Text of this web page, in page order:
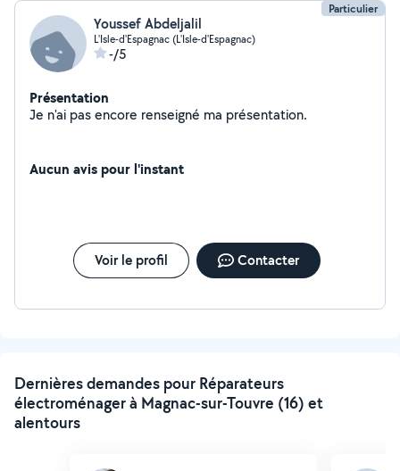
Particulier
Youssef Abdeljalil
L'Isle-d'Espagnac (L'Isle-d'Espagnac)
-/5
Présentation
Je n'ai pas encore renseigné ma présentation.
Aucun avis pour l'instant
Voir le profil Contacter
Dernières demandes pour Réparateurs
électroménager à Magnac-sur-Touvre (16) et
alentours